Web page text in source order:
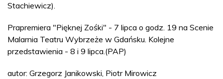
Stachiewicz).
Prapremiera "Pięknej Zośki" - 7 lipca o godz. 19 na Scenie
Malarnia Teatru Wybrzeże w Gdańsku. Kolejne
przedstawienia - 8 i 9 lipca.(PAP)
autor: Grzegorz Janikowski, Piotr Mirowicz